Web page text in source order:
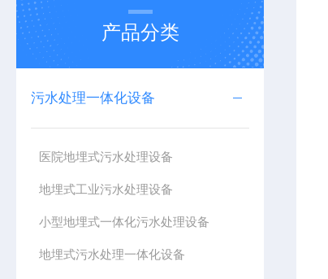
产品分类
污水处理一体化设备
医院地埋式污水处理设备
地埋式工业污水处理设备
小型地埋式一体化污水处理设备
地埋式污水处理一体化设备